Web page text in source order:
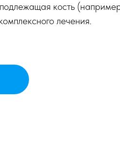
кость
лечения.